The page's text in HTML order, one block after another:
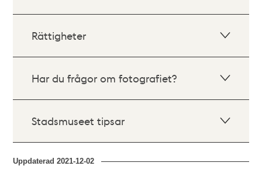
Rättigheter
Har du frågor om fotografiet?
Stadsmuseet tipsar
Uppdaterad2021-12-02